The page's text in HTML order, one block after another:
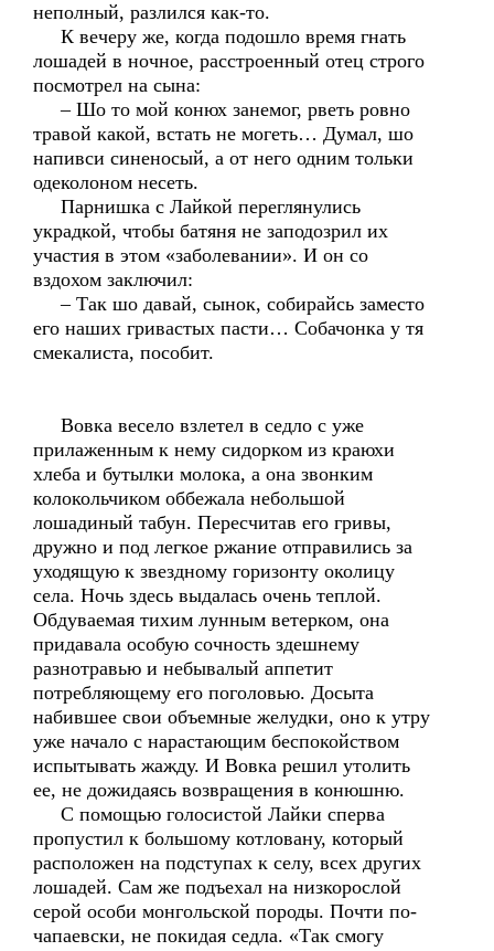
неполный, разлился как-то.
К вечеру же, когда подошло время гнать
лошадей в ночное, расстроенный отец строго
посмотрел на сына:
– Шо то мой конюх занемог, рветь ровно
травой какой, встать не могеть… Думал, шо
напивси синеносый, а от него одним тольки
одеколоном несеть.
Парнишка с Лайкой переглянулись
украдкой, чтобы батяня не заподозрил их
участия в этом «заболевании». И он со
вздохом заключил:
– Так шо давай, сынок, собирайсь заместо
его наших гривастых пасти… Собачонка у тя
смекалиста, пособит.
Вовка весело взлетел в седло с уже
прилаженным к нему сидорком из краюхи
хлеба и бутылки молока, а она звонким
колокольчиком оббежала небольшой
лошадиный табун. Пересчитав его гривы,
дружно и под легкое ржание отправились за
уходящую к звездному горизонту околицу
села. Ночь здесь выдалась очень теплой.
Обдуваемая тихим лунным ветерком, она
придавала особую сочность здешнему
разнотравью и небывалый аппетит
потребляющему его поголовью. Досыта
набившее свои объемные желудки, оно к утру
уже начало с нарастающим беспокойством
испытывать жажду. И Вовка решил утолить
ее, не дожидаясь возвращения в конюшню.
С помощью голосистой Лайки сперва
пропустил к большому котловану, который
расположен на подступах к селу, всех других
лошадей. Сам же подъехал на низкорослой
серой особи монгольской породы. Почти по-
чапаевски, не покидая седла. «Так смогу